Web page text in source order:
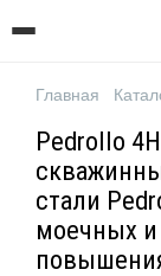
Главная
Pedrollo
стали
моечных